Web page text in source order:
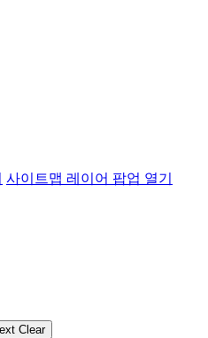
사이트맵 레이어 팝업 열기
Clear